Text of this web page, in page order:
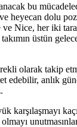
bu
heyecan dolu
Nice, her iki
üstün
olarak takip
edebilir, anlık
karşılaşmayı